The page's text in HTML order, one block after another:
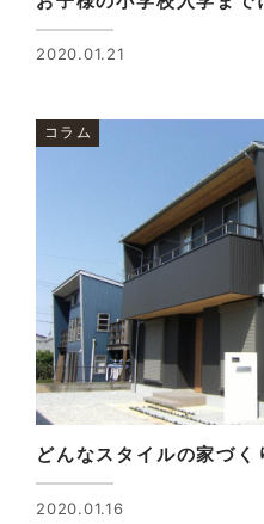
2020.01.21
コラム
どんなスタイルの家づく
2020.01.16